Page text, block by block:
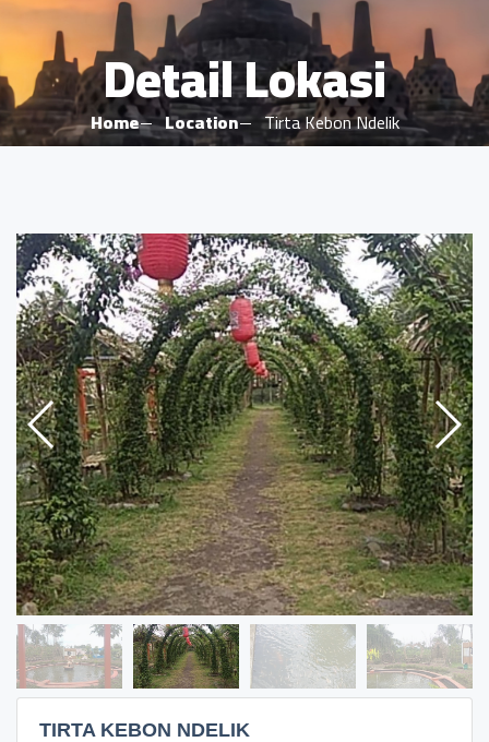
Detail Lokasi
Home Location Tirta Kebon Ndelik
TIRTA KEBON NDELIK